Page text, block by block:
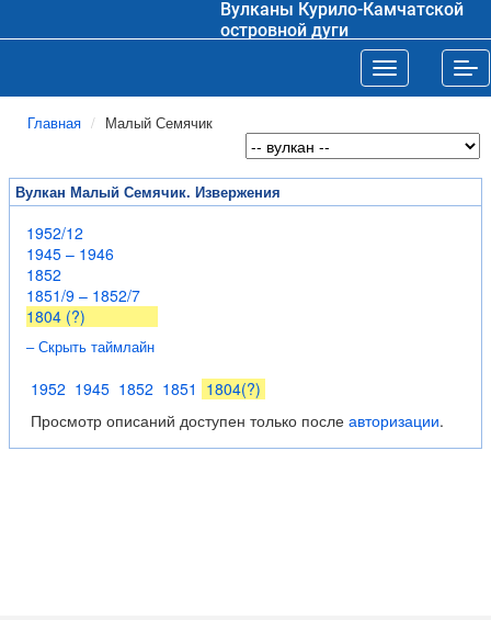
Вулканы Курило-Камчатской
островной дуги
Toggle
Главная Малый Семячик
Вулкан Малый Семячик. Извержения
1952/12
1945 – 1946
1852
1851/9 – 1852/7
1804 (?)
– Скрыть таймлайн
1952 1945 1852 1851 1804(?)
Просмотр описаний доступен только после авторизации.